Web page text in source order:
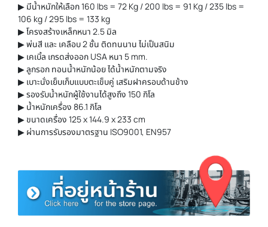
▶ มีน้ำหนักให้เลือก 160 lbs = 72 Kg / 200 lbs = 91 Kg / 235 lbs =
106 kg / 295 lbs = 133 kg
▶ โครงสร้างเหล็กหนา 2.5 มิล
▶ พ่นสี และ เคลือบ 2 ชั้น ติดทนนาน ไม่เป็นสนิม
▶ เคเบิ้ล เกรดส่งออก USA หนา 5 mm.
▶ ลูกรอก ทอนน้ำหนักน้อย ได้น้ำหนักตามจริง
▶ เบาะนั่งเย็บเก็บแบบตะเข็บคู่ เสริมฝาครอบด้านข้าง
▶ รองรับน้ำหนักผู้ใช้งานได้สูงถึง 150 กิโล
▶ น้ำหนักเครื่อง 86.1 กิโล
▶ ขนาดเครื่อง 125 x 144.9 x 233 cm
▶ ผ่านการรับรองมาตรฐาน ISO9001, EN957